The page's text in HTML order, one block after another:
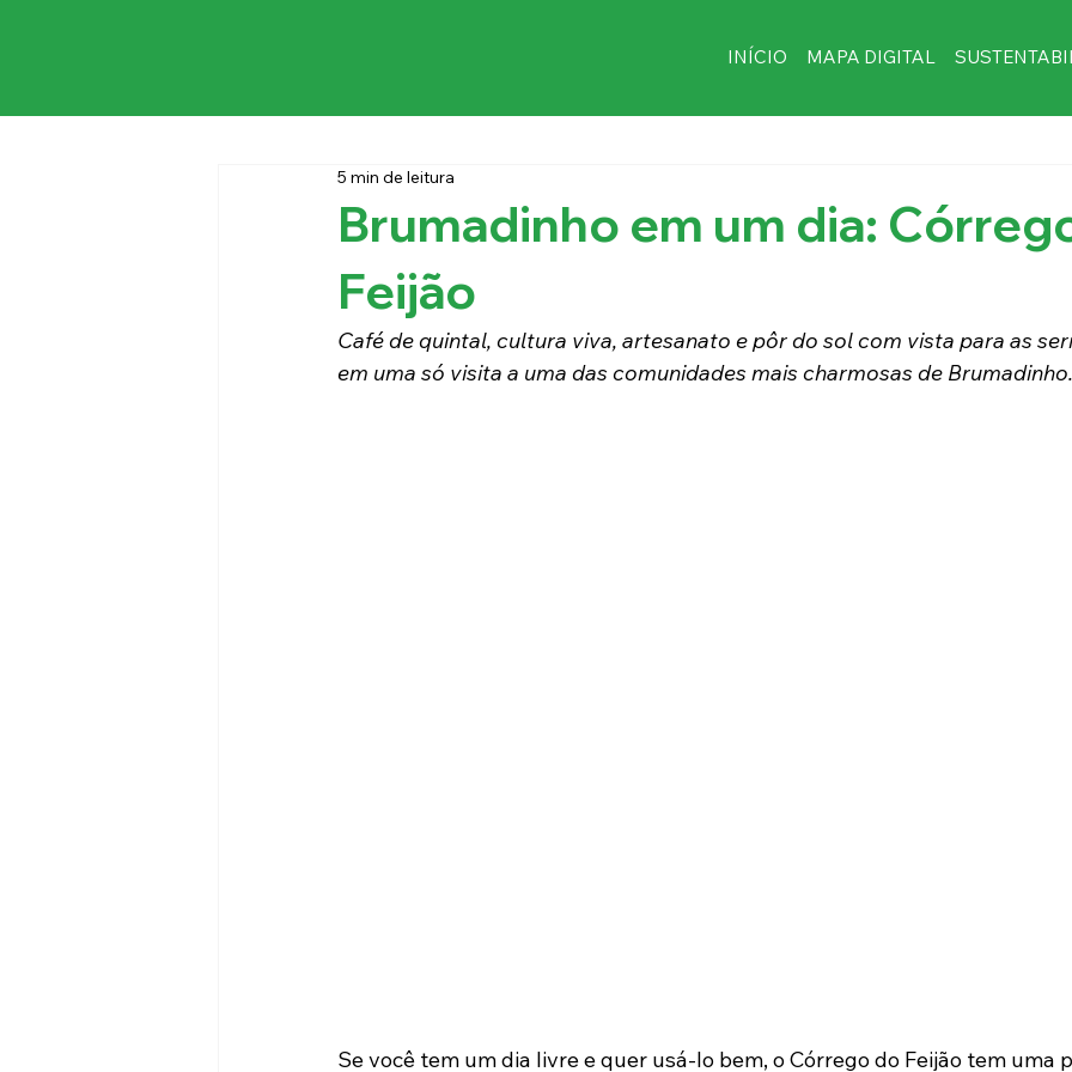
INÍCIO MAPA DIGITAL
Brumadinho em um dia:
Feijão
5 min de leitura
Café de quintal, cultura viva, artesanato e pôr do sol com vista para as
em uma só visita a uma das comunidades mais charmosas de Brumadinho.
Se você tem um dia livre e quer usá-lo bem, o Córrego do Feijão tem uma